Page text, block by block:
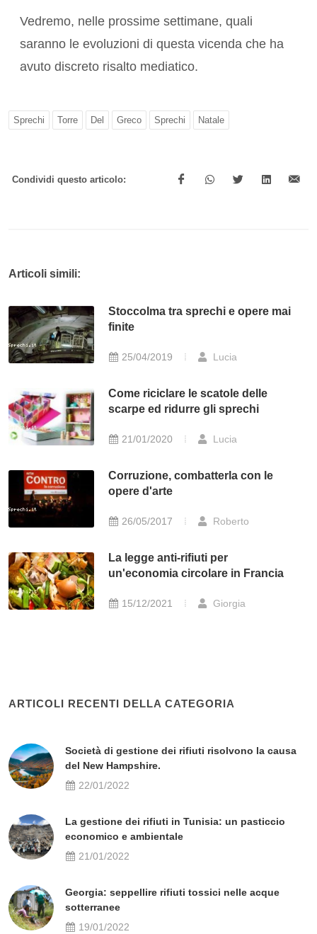
Vedremo, nelle prossime settimane, quali
saranno le evoluzioni di questa vicenda che ha
avuto discreto risalto mediatico.
Sprechi Torre Del Greco Sprechi Natale
Condividi questo articolo:
Articoli simili:
Stoccolma tra sprechi e opere mai
finite
25/04/2019 Lucia
Come riciclare le scatole delle
scarpe ed ridurre gli sprechi
21/01/2020 Lucia
Corruzione, combatterla con le
opere d'arte
26/05/2017 Roberto
La legge anti-rifiuti per
un'economia circolare in Francia
15/12/2021 Giorgia
ARTICOLI RECENTI DELLA CATEGORIA
Società di gestione dei rifiuti risolvono la causa
del New Hampshire.
22/01/2022
La gestione dei rifiuti in Tunisia: un pasticcio
economico e ambientale
21/01/2022
Georgia: seppellire rifiuti tossici nelle acque
sotterranee
19/01/2022